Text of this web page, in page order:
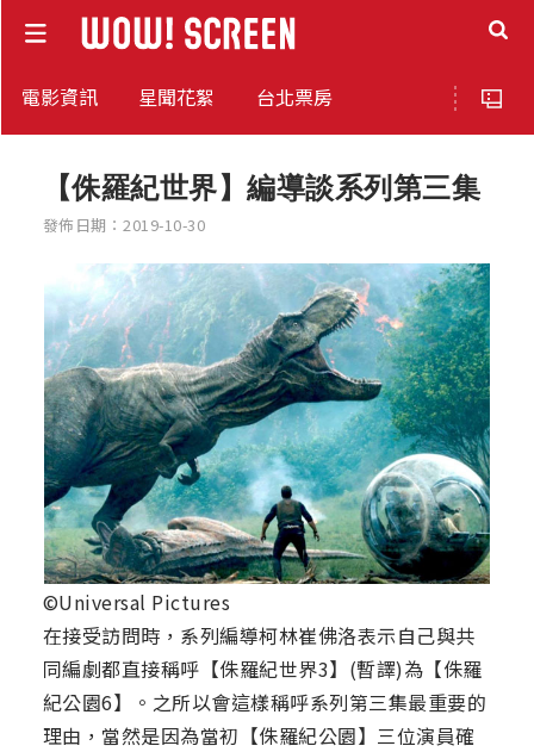
電影資訊 星聞花絮 台北票房
【侏羅紀世界】編導談系列第三集
發佈日期：2019-10-30
©Universal Pictures
在接受訪問時，系列編導柯林崔佛洛表示自己與共
同編劇都直接稱呼【侏羅紀世界3】(暫譯)為【侏羅
紀公園6】。之所以會這樣稱呼系列第三集最重要的
理由，當然是因為當初【侏羅紀公園】三位演員確